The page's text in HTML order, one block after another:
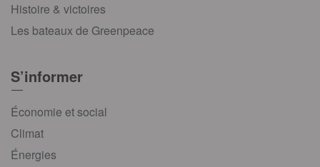
Histoire & victoires
Les bateaux de Greenpeace
S’informer
Économie et social
Climat
Énergies